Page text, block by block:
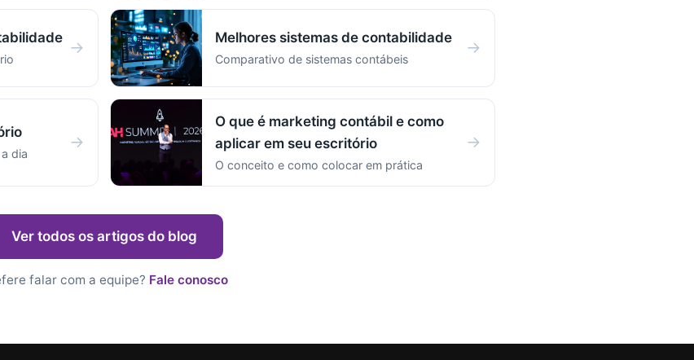
→ Melhores sistemas de contabilidade
Comparativo de sistemas contábeis
→
dia
→
O que é marketing contábil e como
aplicar em seu escritório
O conceito e como colocar em prática
→
Ver todos os artigos do blog
falar com a equipe? Fale conosco